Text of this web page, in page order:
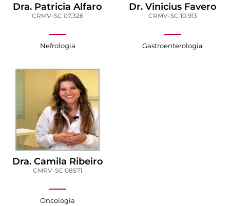
Dra. Patricia Alfaro
CRMV-SC 07.326
Nefrologia
Dr. Vinicius Favero
CRMV-SC 10.913
Gastroenterologia
Dra. Camila Ribeiro
CMRV-SC 08571
Oncologia